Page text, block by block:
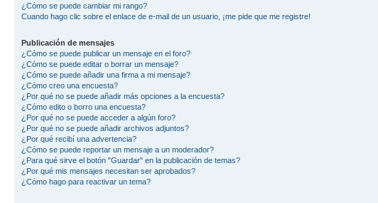
¿Cómo se puede cambiar mi rango?
Cuando hago clic sobre el enlace de e-mail de un usuario, ¡me pide que me registre!
Publicación de mensajes
¿Cómo se puede publicar un mensaje en el foro?
¿Cómo se puede editar o borrar un mensaje?
¿Cómo se puede añadir una firma a mi mensaje?
¿Cómo creo una encuesta?
¿Por qué no se puede añadir más opciones a la encuesta?
¿Cómo edito o borro una encuesta?
¿Por qué no se puede acceder a algún foro?
¿Por qué no se puede añadir archivos adjuntos?
¿Por qué recibí una advertencia?
¿Cómo se puede reportar un mensaje a un moderador?
¿Para qué sirve el botón "Guardar" en la publicación de temas?
¿Por qué mis mensajes necesitan ser aprobados?
¿Cómo hago para reactivar un tema?